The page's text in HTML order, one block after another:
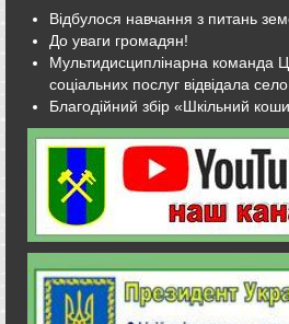
Відбулося навчання з питань
До уваги громадян!
Мультидисциплінарна команда
соціальних послуг відвідала село
Благодійний збір «Шкільний